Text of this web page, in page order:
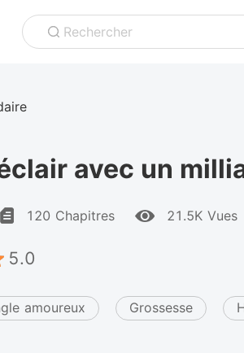
Rechercher
avec un
120 Chapitres 21.5K Vues
5.0
amoureux Grossesse